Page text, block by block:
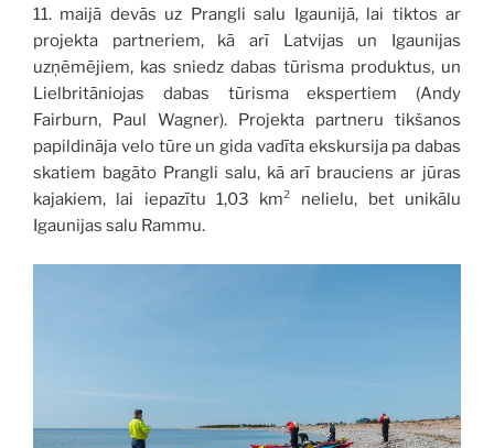
11. maijā devās uz Prangli salu Igaunijā, lai tiktos ar
projekta partneriem, kā arī Latvijas un Igaunijas
uzņēmējiem, kas sniedz dabas tūrisma produktus, un
Lielbritāniojas dabas tūrisma ekspertiem (Andy
Fairburn, Paul Wagner). Projekta partneru tikšanos
papildināja velo tūre un gida vadīta ekskursija pa dabas
skatiem bagāto Prangli salu, kā arī brauciens ar jūras
kajakiem, lai iepazītu 1,03 km² nelielu, bet unikālu
Igaunijas salu Rammu.